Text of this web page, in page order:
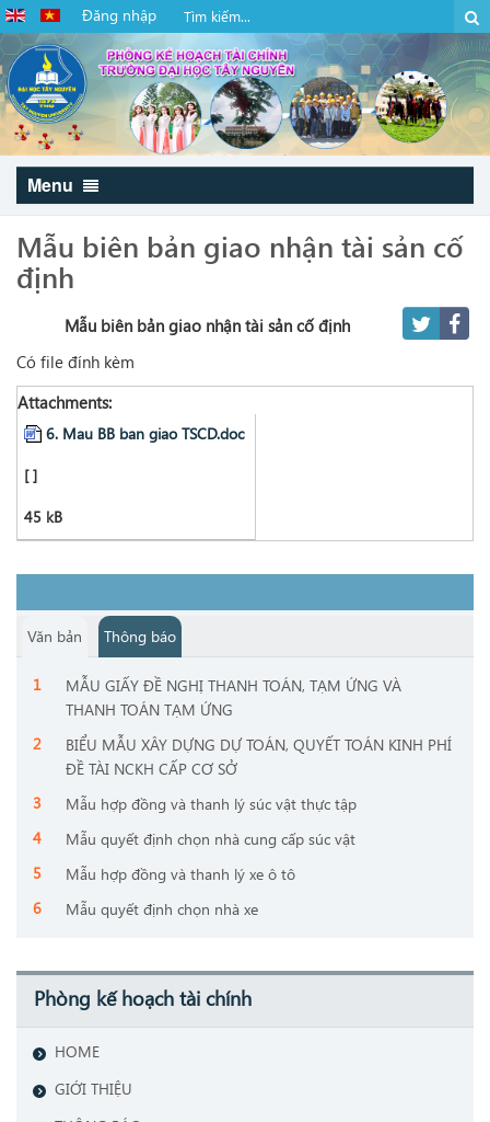
Đăng nhập
Menu
Mẫu biên bản giao nhận tài sản cố
định
Mẫu biên bản giao nhận tài sản cố định
Có file đính kèm
Attachments:
6. Mau BB ban giao TSCD.doc
[ ]
45 kB
Văn bản Thông báo
MẪU GIẤY ĐỀ NGHỊ THANH TOÁN, TẠM ỨNG VÀ
THANH TOÁN TẠM ỨNG
BIỂU MẪU XÂY DỰNG DỰ TOÁN, QUYẾT TOÁN KINH PHÍ
ĐỀ TÀI NCKH CẤP CƠ SỞ
Mẫu hợp đồng và thanh lý súc vật thực tập
Mẫu quyết định chọn nhà cung cấp súc vật
Mẫu hợp đồng và thanh lý xe ô tô
Mẫu quyết định chọn nhà xe
Phòng kế hoạch tài chính
HOME
GIỚI THIỆU